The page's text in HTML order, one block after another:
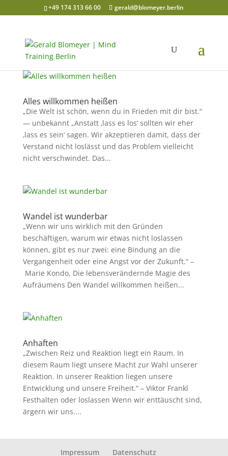
+49 174 313 66 00 gerald@blomeyer.berlin
Alles willkommen heißen
„Die Welt ist schön, wenn du in Frieden mit dir bist.“
— unbekannt „Anstatt ‚lass es los‘ sollten wir eher
‚lass es sein‘ sagen. Wir akzeptieren damit, dass der
Verstand nicht loslässt und das Problem vielleicht
nicht verschwindet. Das...
Wandel ist wunderbar
„Wenn wir uns wirklich mit den Gründen
beschäftigen, warum wir etwas nicht loslassen
können, gibt es nur zwei: eine Bindung an die
Vergangenheit oder eine Angst vor der Zukunft.“ –
Marie Kondo, Die lebensverändernde Magie des
Aufräumens Den Wandel willkommen heißen...
Anhaften
„Zwischen Reiz und Reaktion liegt ein Raum. In
diesem Raum liegt unsere Macht zur Wahl unserer
Reaktion. In unserer Reaktion liegen unsere
Entwicklung und unsere Freiheit.“ – Viktor Frankl
Festhalten oder loslassen Wenn wir enttäuscht sind,
ärgern wir uns....
Impressum Datenschutz